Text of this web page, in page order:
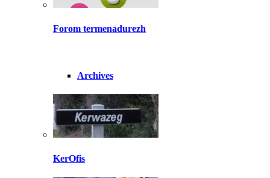
Forom termenadurezh
Archives
KerOfis